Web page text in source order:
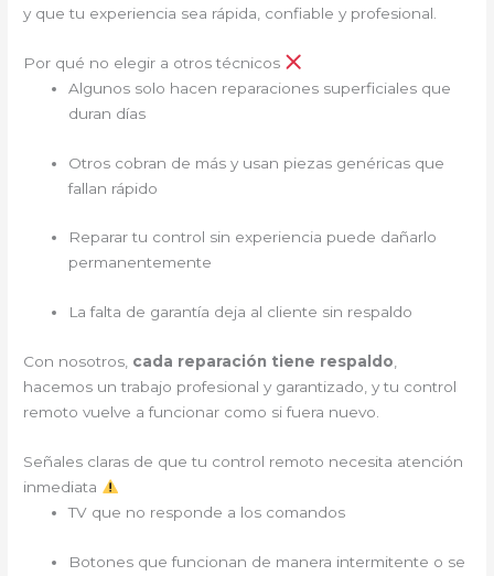
y que tu experiencia sea rápida, confiable y profesional.
Por qué no elegir a otros técnicos
Algunos solo hacen reparaciones superficiales que
duran días
Otros cobran de más y usan piezas genéricas que
fallan rápido
Reparar tu control sin experiencia puede dañarlo
permanentemente
La falta de garantía deja al cliente sin respaldo
Con nosotros, cada reparación tiene respaldo
hacemos un trabajo profesional y garantizado, y tu control
remoto vuelve a funcionar como si fuera nuevo.
Señales claras de que tu control remoto necesita atención
inmediata
TV que no responde a los comandos
Botones que funcionan de manera intermitente o se